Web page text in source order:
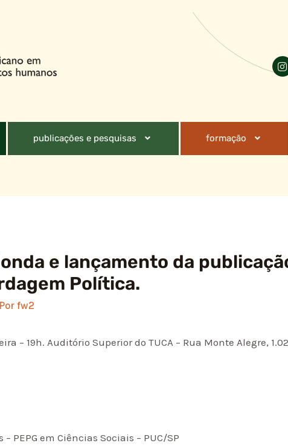
publicações e pesquisas formação
e lançamento da
Política.
fw2
– 19h. Auditório Superior do TUCA – Rua Monte Alegre,
– PEPG em Ciências Sociais – PUC/SP